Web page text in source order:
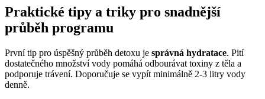
Praktické tipy a triky pro snadnější
průběh programu
První tip pro úspěšný průběh detoxu je správná hydratace. Pití
dostatečného množství vody pomáhá odbourávat toxiny z těla a
podporuje trávení. Doporučuje se vypít minimálně 2-3 litry vody
denně.